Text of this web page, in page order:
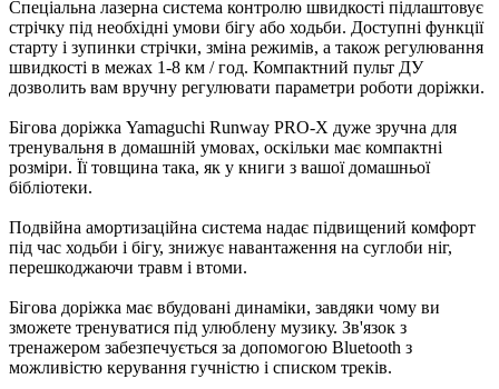
Спеціальна лазерна система контролю швидкості підлаштовує
стрічку під необхідні умови бігу або ходьби. Доступні функції
старту і зупинки стрічки, зміна режимів, а також регулювання
швидкості в межах 1-8 км / год. Компактний пульт ДУ
дозволить вам вручну регулювати параметри роботи доріжки.
Бігова доріжка Yamaguchi Runway PRO-X дуже зручна для
тренувальня в домашній умовах, оскільки має компактні
розміри. Її товщина така, як у книги з вашої домашньої
бібліотеки.
Подвійна амортизаційна система надає підвищений комфорт
під час ходьби і бігу, знижує навантаження на суглоби ніг,
перешкоджаючи травм і втоми.
Бігова доріжка має вбудовані динаміки, завдяки чому ви
зможете тренуватися під улюблену музику. Зв'язок з
тренажером забезпечується за допомогою Bluetooth з
можливістю керування гучністю і списком треків.